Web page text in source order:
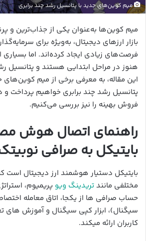
میم کوین‌های جدید با پتانسیل رشد چند برابری
میم کوین‌ها به‌عنوان یکی از جذاب‌ترین و
بازار ارزهای دیجیتال، به‌ویژه برای
فرصت‌های زیادی ایجاد کرده‌اند. اما
هنوز در مراحل ابتدایی هستند و پتانسیل
این مقاله، به معرفی برخی از میم کوین‌های
پتانسیل رشد چند برابری خواهیم پرداخت و
فروش بهینه را نیز بررسی می‌کنیم.
راهنمای اتصال هوش
بایتیکل به صرافی
بایتیکل دستیار هوشمند ارز دیجیتال
مختلفی مانندتریدینگ ویو پریمیوم،
حساب صرافی ها از یکجا، اتاق معامله
سیگنال)، ابزار کپی سیگنال و آموزش های
کاربران ارائه میکند.